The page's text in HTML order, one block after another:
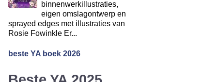
binnenwerkillustraties,
eigen omslagontwerp en
sprayed edges met illustraties van
Rosie Fowinkle Er...
beste YA boek 2026